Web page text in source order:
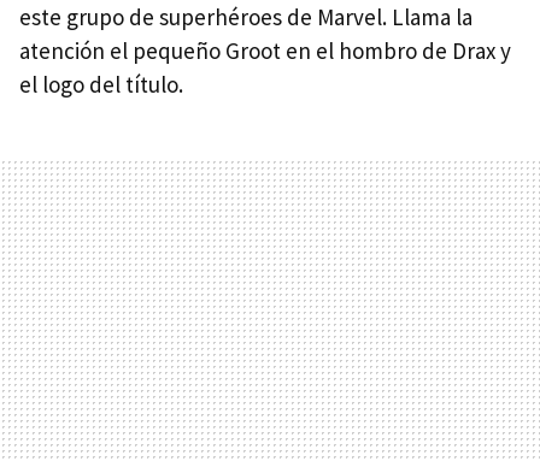
este grupo de superhéroes de Marvel. Llama la
atención el pequeño Groot en el hombro de Drax y
el logo del título.